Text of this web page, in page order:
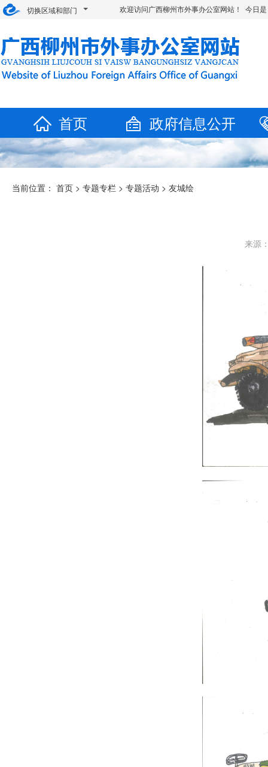
切换区域和部门 欢迎访问广西柳州市外事办公室网站！ 今日
首页 政府信息公开
当前位置： 首页 > 专题专栏 > 专题活动 > 友城绘
来源